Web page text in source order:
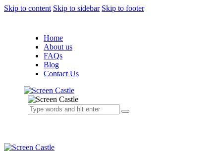
Skip to content Skip to sidebar Skip to footer
Home
About us
FAQs
Blog
Contact Us